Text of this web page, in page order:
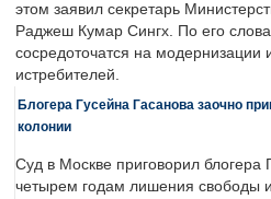
этом заявил секретарь
Раджеш Кумар Сингх. По его
сосредоточатся на
истребителей.
Блогера Гусейна Гасанова заочно
колонии
Суд в Москве приговорил блогера
четырем годам лишения свободы